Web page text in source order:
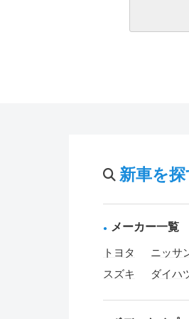
新車を探
メーカー一覧
トヨタ ニッサ
スズキ
ダイハ